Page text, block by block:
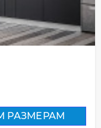
РАЗМЕРАМ